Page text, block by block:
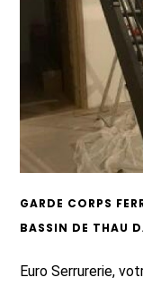
GARDE CORPS
BASSIN DE THAU
Euro Serrurerie,